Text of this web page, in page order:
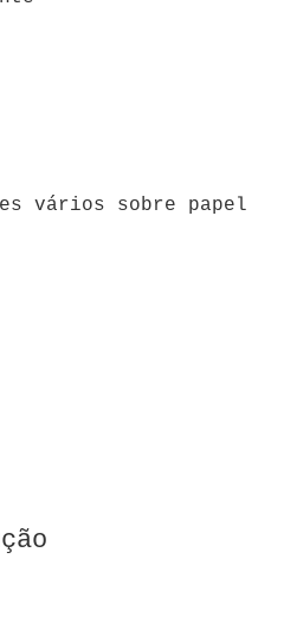
vários sobre papel